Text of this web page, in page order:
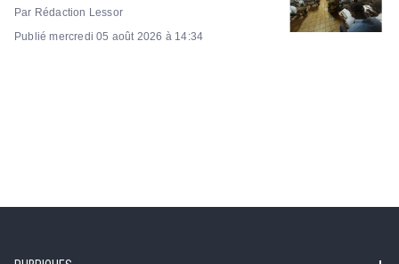
Par Rédaction Lessor
Publié mercredi 05 août 2026 à 14:34